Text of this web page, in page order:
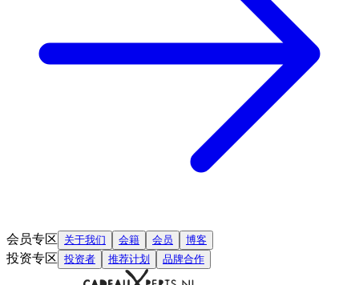
会员专区 关于我们 会籍 会员 博客
投资专区 投资者 推荐计划 品牌合作